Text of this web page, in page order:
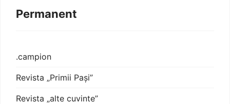
Permanent
.campion
Revista „Primii Pași”
Revista „alte cuvinte”